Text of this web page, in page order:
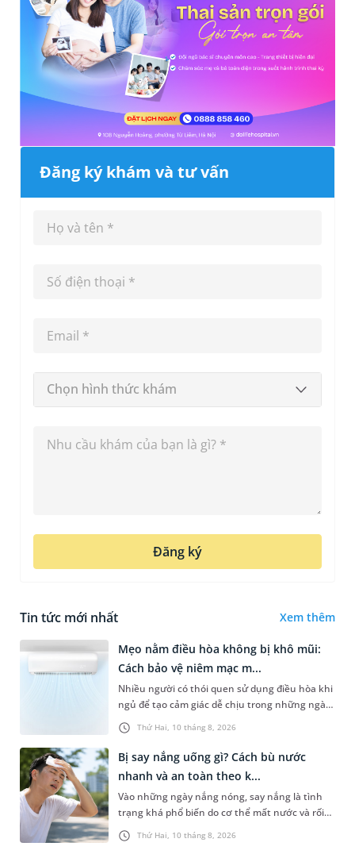
Đăng ký khám và tư vấn
Chọn hình thức khám
Đăng ký
Tin tức mới nhất Xem thêm
Thứ Hai, 10 tháng 8, 2026
Mẹo nằm điều hòa không bị khô mũi:
Cách bảo vệ niêm mạc m...
Nhiều người có thói quen sử dụng điều hòa khi
ngủ để tạo cảm giác dễ chịu trong những ngày
nóng bức. Tuy nhiên, không ít trường hợp lại
gặp tình trạng khô mũ...
Thứ Hai, 10 tháng 8, 2026
Bị say nắng uống gì? Cách bù nước
nhanh và an toàn theo k...
Vào những ngày nắng nóng, say nắng là tình
trạng khá phổ biến do cơ thể mất nước và rối
loạn điều hòa thân nhiệt, thường gặp ở người
hoạt động ngoài trời. Nh...